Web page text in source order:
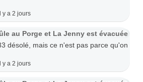
Il y a 2 jours
au Porge et La Jenny est évacuée
désolé, mais ce n'est pas parce qu'on
Il y a 2 jours